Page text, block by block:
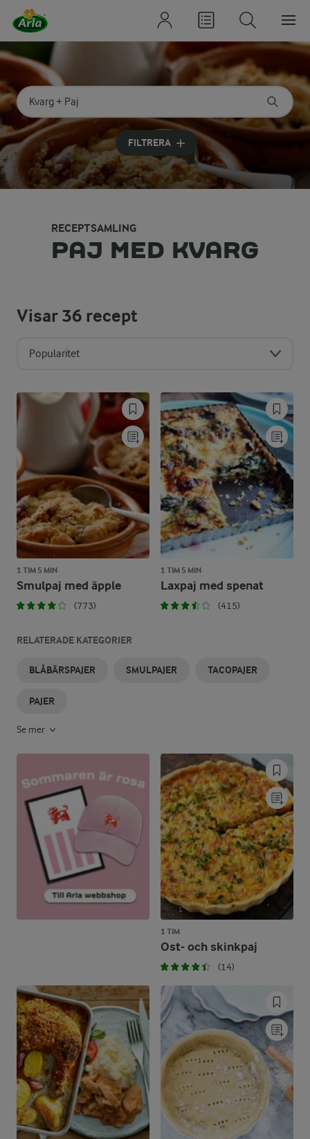
Sök på kategori eller ingrediens
Skriv in sökord för att få förslag
FILTRERA
RECEPTSAMLING
PAJ MED KVARG
Visar36 recept
Popularitet
1 TIM 5 MIN
Smulpaj med äpple
(773)
1 TIM 5 MIN
Laxpaj med spenat
(415)
RELATERADE KATEGORIER
BLÅBÄRSPAJER SMULPAJER TACOPAJER
PAJER
Se mer
1 TIM
Ost- och skinkpaj
(14)